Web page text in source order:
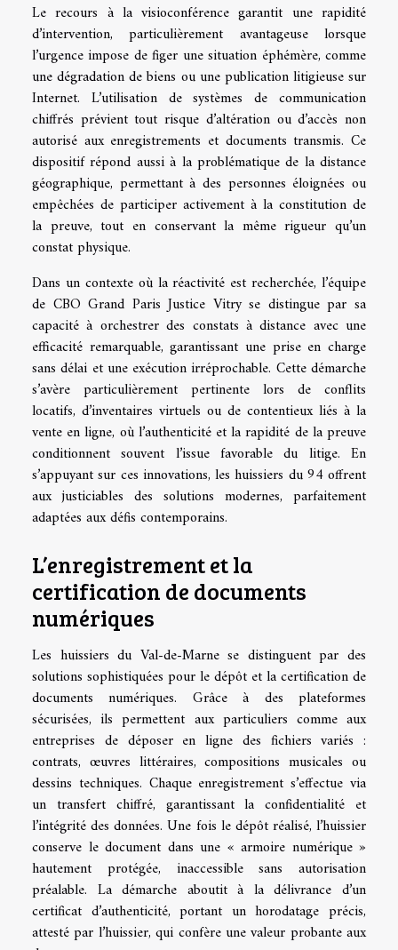
Le recours à la visioconférence garantit une rapidité
d’intervention, particulièrement avantageuse lorsque
l’urgence impose de figer une situation éphémère, comme
une dégradation de biens ou une publication litigieuse sur
Internet. L’utilisation de systèmes de communication
chiffrés prévient tout risque d’altération ou d’accès non
autorisé aux enregistrements et documents transmis. Ce
dispositif répond aussi à la problématique de la distance
géographique, permettant à des personnes éloignées ou
empêchées de participer activement à la constitution de
la preuve, tout en conservant la même rigueur qu’un
constat physique.
Dans un contexte où la réactivité est recherchée, l’équipe
de CBO Grand Paris Justice Vitry se distingue par sa
capacité à orchestrer des constats à distance avec une
efficacité remarquable, garantissant une prise en charge
sans délai et une exécution irréprochable. Cette démarche
s’avère particulièrement pertinente lors de conflits
locatifs, d’inventaires virtuels ou de contentieux liés à la
vente en ligne, où l’authenticité et la rapidité de la preuve
conditionnent souvent l’issue favorable du litige. En
s’appuyant sur ces innovations, les huissiers du 94 offrent
aux justiciables des solutions modernes, parfaitement
adaptées aux défis contemporains.
L’enregistrement et la
certification de documents
numériques
Les huissiers du Val-de-Marne se distinguent par des
solutions sophistiquées pour le dépôt et la certification de
documents numériques. Grâce à des plateformes
sécurisées, ils permettent aux particuliers comme aux
entreprises de déposer en ligne des fichiers variés :
contrats, œuvres littéraires, compositions musicales ou
dessins techniques. Chaque enregistrement s’effectue via
un transfert chiffré, garantissant la confidentialité et
l’intégrité des données. Une fois le dépôt réalisé, l’huissier
conserve le document dans une « armoire numérique »
hautement protégée, inaccessible sans autorisation
préalable. La démarche aboutit à la délivrance d’un
certificat d’authenticité, portant un horodatage précis,
attesté par l’huissier, qui confère une valeur probante aux